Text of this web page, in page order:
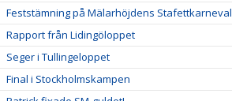
Feststämning på Mälarhöjdens Stafettkarneval
Rapport från Lidingöloppet
Seger i Tullingeloppet
Final i Stockholmskampen